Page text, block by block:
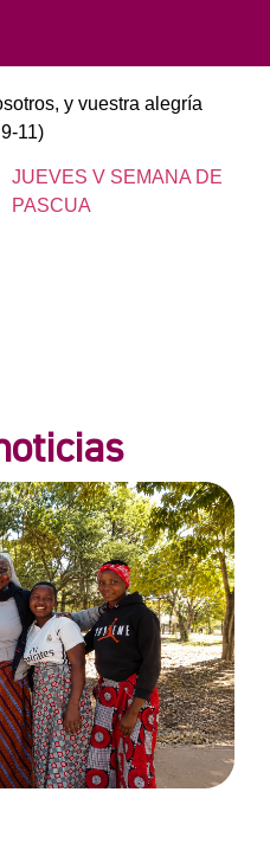
y vuestra alegría
11)
JUEVES V SEMANA DE
PASCUA